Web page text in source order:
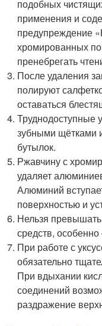
подобных
применения и
предупреждение
хромированных
пренебрегать
После удаления
полируют
оставаться
Труднодоступные
зубными щётками
бутылок.
Ржавчину с
удаляет
Алюминий
поверхностью и
Нельзя
средств,
При работе с
обязательно
При вдыхании
соединений
раздражение